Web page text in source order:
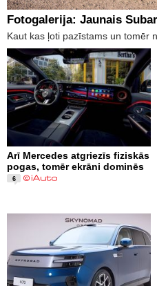
Fotogalerija: Jaunais
Kaut kas ļoti pazīstams un tomēr
Arī Mercedes atgriezīs fiziskās
pogas, tomēr ekrāni dominēs
6